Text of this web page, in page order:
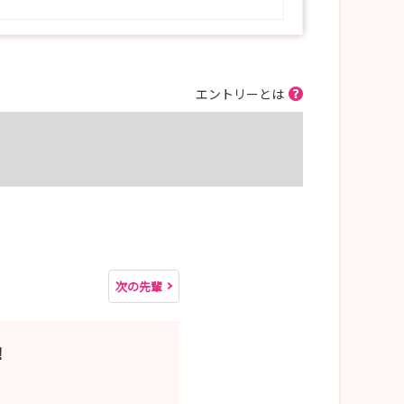
エントリーとは
次の先輩